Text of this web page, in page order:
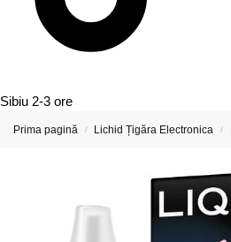
Sibiu 2-3 ore
Prima pagină / Lichid Țigăra Electronica /